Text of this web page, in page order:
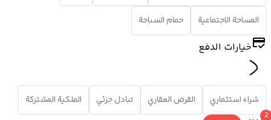
المساحة الاجتماعية حمام السباحة
خيارات الدفع
شراء استثماري القرض العقاري تبادل جزئي الملكية المشتركة
2